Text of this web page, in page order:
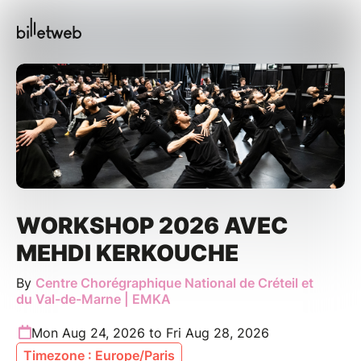
WORKSHOP 2026 AVEC
MEHDI KERKOUCHE
By Centre Chorégraphique National de Créteil et
du Val-de-Marne | EMKA
Mon Aug 24, 2026 to Fri Aug 28, 2026
Timezone : Europe/Paris